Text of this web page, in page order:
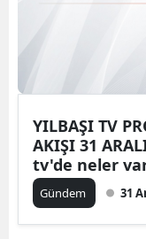
YILBAŞI TV
AKIŞI 31
tv'de neler
programlar
SHOW TV,
Yılbaşı özel
Gündem 31